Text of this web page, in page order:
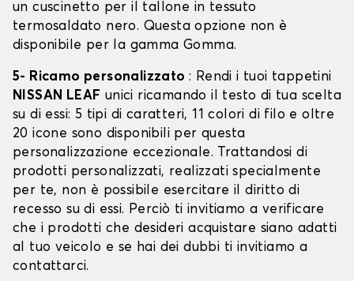
un cuscinetto per il tallone in tessuto
termosaldato nero. Questa opzione non è
disponibile per la gamma Gomma.
5- Ricamo personalizzato : Rendi i tuoi tappetini
NISSAN LEAF unici ricamando il testo di tua scelta
su di essi: 5 tipi di caratteri, 11 colori di filo e oltre
20 icone sono disponibili per questa
personalizzazione eccezionale. Trattandosi di
prodotti personalizzati, realizzati specialmente
per te, non è possibile esercitare il diritto di
recesso su di essi. Perciò ti invitiamo a verificare
che i prodotti che desideri acquistare siano adatti
al tuo veicolo e se hai dei dubbi ti invitiamo a
contattarci.